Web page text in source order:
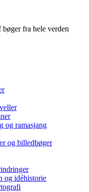
fra hele verden
og ramasjang
og billedbøger
og idéhistorie